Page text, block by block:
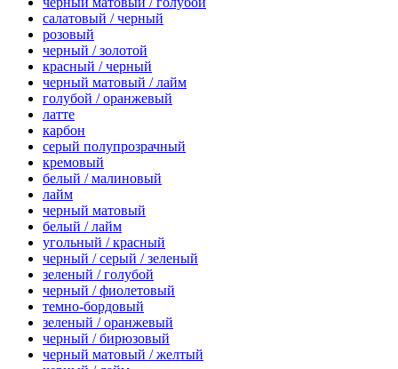
салатовый / черный
розовый
черный / золотой
красный / черный
черный матовый / лайм
голубой / оранжевый
латте
карбон
серый полупрозрачный
кремовый
белый / малиновый
лайм
черный матовый
белый / лайм
угольный / красный
черный / серый / зеленый
зеленый / голубой
черный / фиолетовый
темно-бордовый
зеленый / оранжевый
черный / бирюзовый
черный матовый / желтый